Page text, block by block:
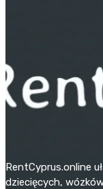
RentCyprus.online
dziecięcych,